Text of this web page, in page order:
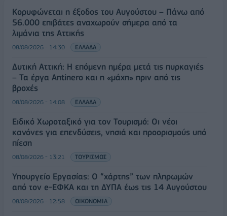
Κορυφώνεται η έξοδος του Αυγούστου – Πάνω από
56.000 επιβάτες αναχωρούν σήμερα από τα
λιμάνια της Αττικής
08/08/2026 - 14:30 ΕΛΛΑΔΑ
Δυτική Αττική: Η επόμενη ημέρα μετά τις πυρκαγιές
– Τα έργα Antinero και η «μάχη» πριν από τις
βροχές
08/08/2026 - 14:08 ΕΛΛΑΔΑ
Ειδικό Χωροταξικό για τον Τουρισμό: Οι νέοι
κανόνες για επενδύσεις, νησιά και προορισμούς υπό
πίεση
08/08/2026 - 13:21 ΤΟΥΡΙΣΜΟΣ
Υπουργείο Εργασίας: Ο “χάρτης” των πληρωμών
από τον e-ΕΦΚΑ και τη ΔΥΠΑ έως τις 14 Αυγούστου
08/08/2026 - 12:58 ΟΙΚΟΝΟΜΙΑ